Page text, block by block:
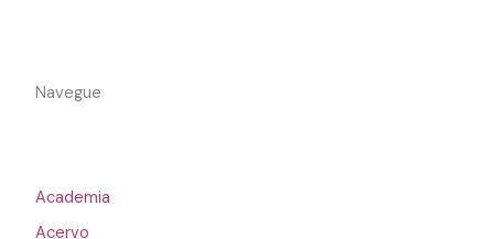
Navegue
Academia
Acervo